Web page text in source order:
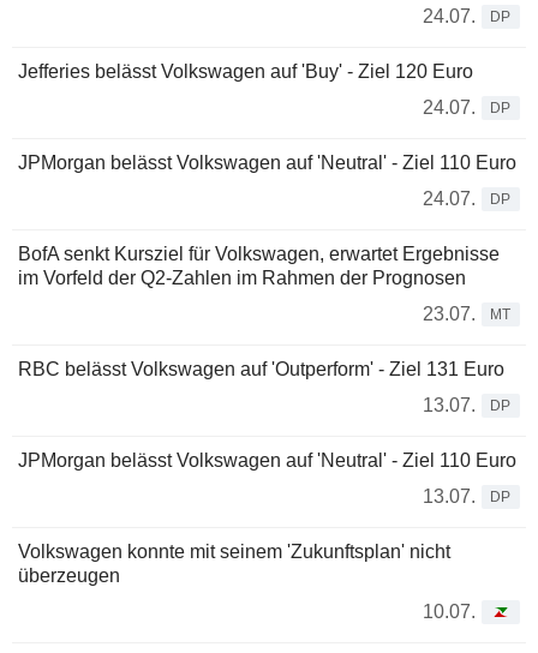
24.07.
DP
Jefferies belässt Volkswagen auf 'Buy' - Ziel 120 Euro
24.07.
DP
JPMorgan belässt Volkswagen auf 'Neutral' - Ziel 110 Euro
24.07.
DP
BofA senkt Kursziel für Volkswagen, erwartet Ergebnisse
im Vorfeld der Q2-Zahlen im Rahmen der Prognosen
23.07.
MT
RBC belässt Volkswagen auf 'Outperform' - Ziel 131 Euro
13.07.
DP
JPMorgan belässt Volkswagen auf 'Neutral' - Ziel 110 Euro
13.07.
DP
Volkswagen konnte mit seinem 'Zukunftsplan' nicht
überzeugen
10.07.